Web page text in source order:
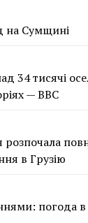
на Сумщині
34 тисячі
— BBC
розпочала
в Грузію
погода в